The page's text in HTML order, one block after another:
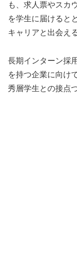
も、求人票やスカ
を学生に届けると
キャリアと出会え
長期インターン採
を持つ企業に向け
秀層学生との接点